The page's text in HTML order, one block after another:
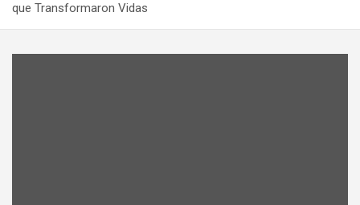
que Transformaron Vidas